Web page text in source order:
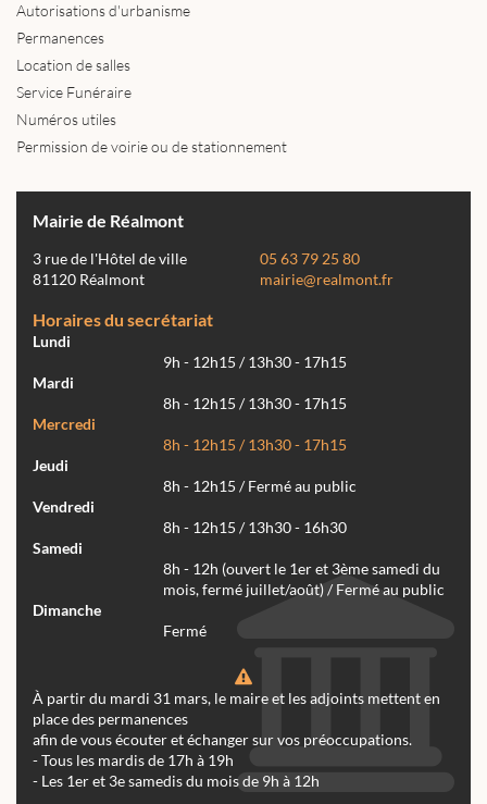
Autorisations d'urbanisme
Permanences
Location de salles
Service Funéraire
Numéros utiles
Permission de voirie ou de stationnement
Mairie de Réalmont
3 rue de l'Hôtel de ville
81120 Réalmont
05 63 79 25 80
mairie@realmont.fr
Horaires du secrétariat
Lundi
9h - 12h15 / 13h30 - 17h15
Mardi
8h - 12h15 / 13h30 - 17h15
Mercredi
8h - 12h15 / 13h30 - 17h15
Jeudi
8h - 12h15 / Fermé au public
Vendredi
8h - 12h15 / 13h30 - 16h30
Samedi
8h - 12h (ouvert le 1er et 3ème samedi du
mois, fermé juillet/août) / Fermé au public
Dimanche
Fermé
À partir du mardi 31 mars, le maire et les adjoints mettent en
place des permanences
afin de vous écouter et échanger sur vos préoccupations.
- Tous les mardis de 17h à 19h
- Les 1er et 3e samedis du mois de 9h à 12h